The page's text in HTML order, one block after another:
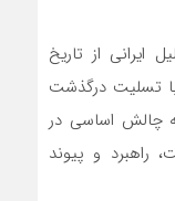
از تاریخ
تسلیت درگذشت
چالش اساسی در
راهبرد و پیوند